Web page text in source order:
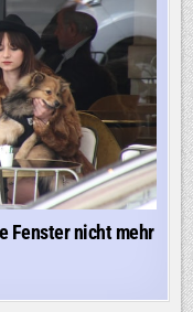
Fenster nicht mehr